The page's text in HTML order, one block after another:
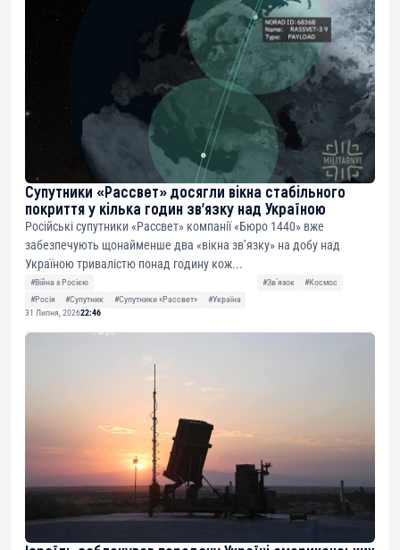
Супутники «Рассвет» досягли вікна стабільного
покриття у кілька годин зв’язку над Україною
Російські супутники «Рассвет» компанії «Бюро 1440» вже
забезпечують щонайменше два «вікна зв’язку» на добу над
Україною тривалістю понад годину кож...
#Війна з Росією #Звʼязок
#Космос
#Росія
#Супутник #Супутники «Рассвет»
#Україна
31 Липня, 202622:46